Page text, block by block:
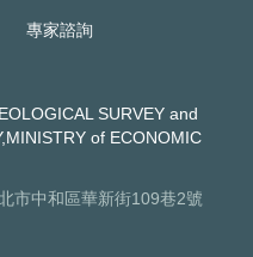
專家諮詢
SURVEY and
of ECONOMIC
市中和區華新街109巷2號